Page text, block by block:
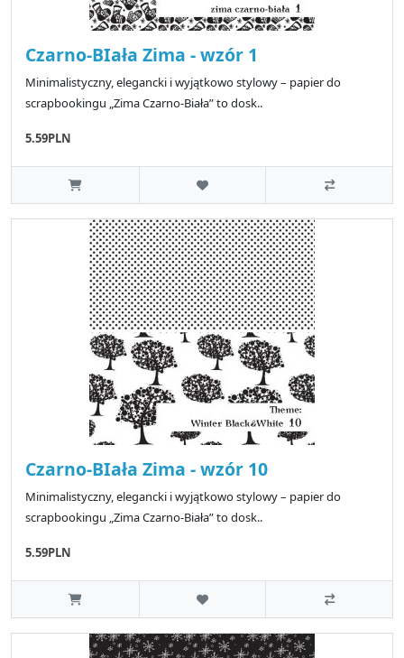
Czarno-BIała Zima - wzór 1
Minimalistyczny, elegancki i wyjątkowo stylowy – papier do
scrapbookingu „Zima Czarno-Biała” to dosk..
5.59PLN
Czarno-BIała Zima - wzór 10
Minimalistyczny, elegancki i wyjątkowo stylowy – papier do
scrapbookingu „Zima Czarno-Biała” to dosk..
5.59PLN